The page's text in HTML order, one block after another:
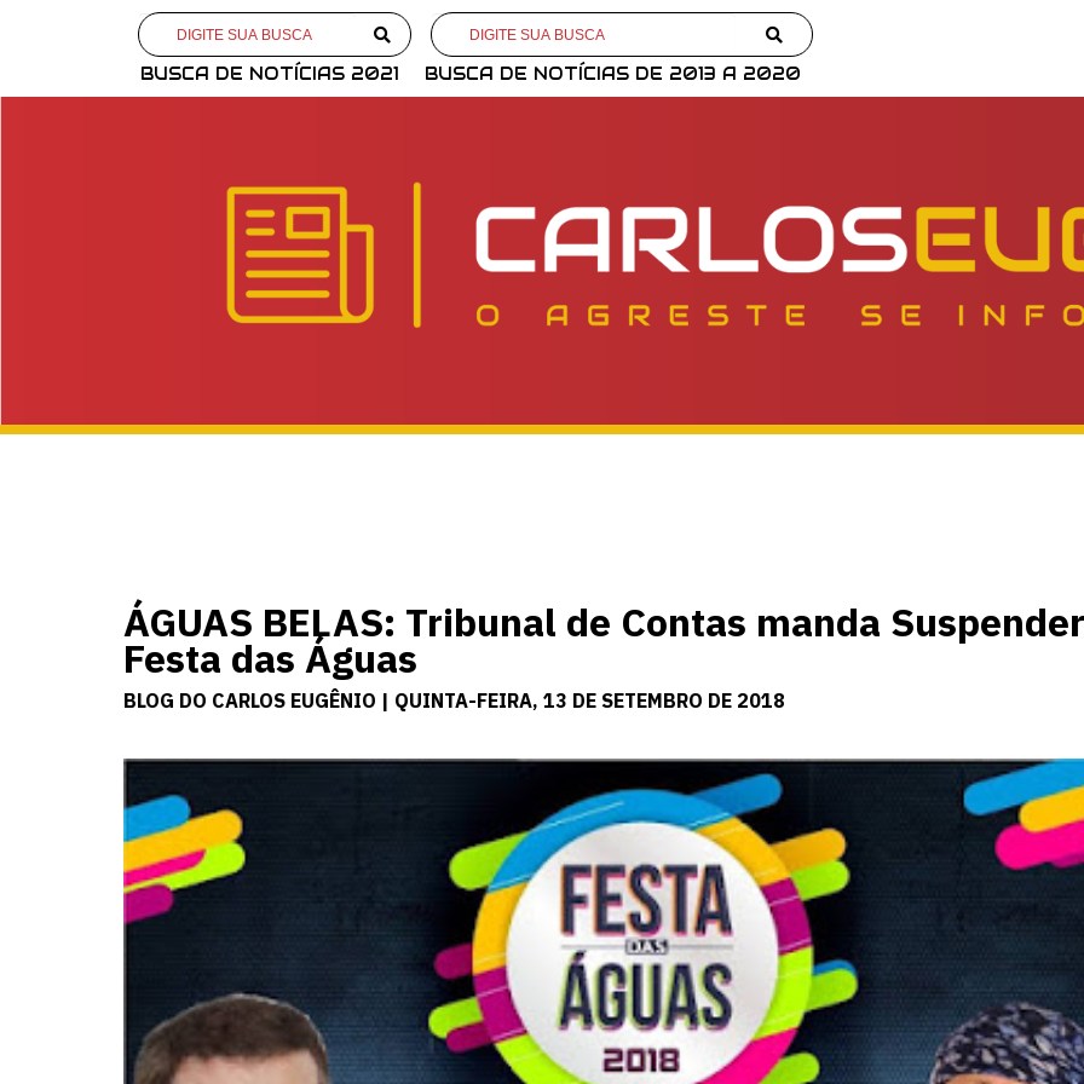
BUSCA DE NOTÍCIAS 2021 BUSCA DE NOTÍCIAS DE 2013 A 2020
ÁGUAS BELAS: Tribunal de Contas manda Suspender
Festa das Águas
BLOG DO CARLOS EUGÊNIO | QUINTA-FEIRA, 13 DE SETEMBRO DE 2018